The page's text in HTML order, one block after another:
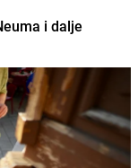
i dalje